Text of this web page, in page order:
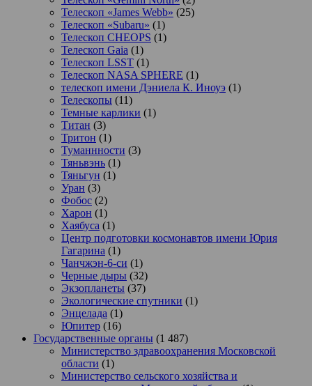
Телескоп «James Webb» (25)
Телескоп «Subaru» (1)
Телескоп CHEOPS (1)
Телескоп Gaia (1)
Телескоп LSST (1)
Телескоп NASA SPHERE (1)
телескоп имени Дэниела К. Иноуэ (1)
Телескопы (11)
Темные карлики (1)
Титан (3)
Тритон (1)
Туманнности (3)
Тяньвэнь (1)
Тяньгун (1)
Уран (3)
Фобос (2)
Харон (1)
Хаябуса (1)
Центр подготовки космонавтов имени Юрия
Гагарина (1)
Чанчжэн-6-си (1)
Черные дыры (32)
Экзопланеты (37)
Экологические спутники (1)
Энцелада (1)
Юпитер (16)
Государственные органы (1 487)
Министерство здравоохранения Московской
области (1)
Министерство сельского хозяйства и